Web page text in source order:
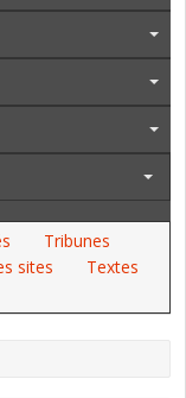
Tribunes
sites
Textes